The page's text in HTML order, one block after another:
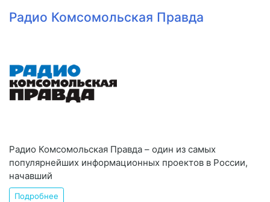
Радио Комсомольская Правда
Радио Комсомольская Правда – один из самых
популярнейших информационных проектов в России,
начавший
Подробнее